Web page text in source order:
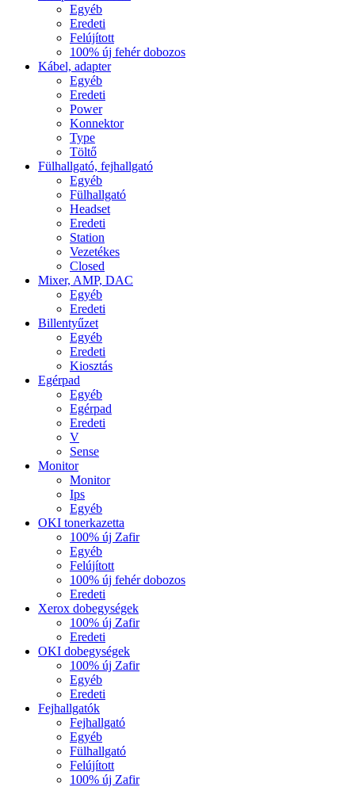
Egyéb
Eredeti
Felújított
100% új fehér dobozos
Kábel, adapter
Egyéb
Eredeti
Power
Konnektor
Type
Töltő
Fülhallgató, fejhallgató
Egyéb
Fülhallgató
Headset
Eredeti
Station
Vezetékes
Closed
Mixer, AMP, DAC
Egyéb
Eredeti
Billentyűzet
Egyéb
Eredeti
Kiosztás
Egérpad
Egyéb
Egérpad
Eredeti
V
Sense
Monitor
Monitor
Ips
Egyéb
OKI tonerkazetta
100% új Zafir
Egyéb
Felújított
100% új fehér dobozos
Eredeti
Xerox dobegységek
100% új Zafir
Eredeti
OKI dobegységek
100% új Zafir
Egyéb
Eredeti
Fejhallgatók
Fejhallgató
Egyéb
Fülhallgató
Felújított
100% új Zafir